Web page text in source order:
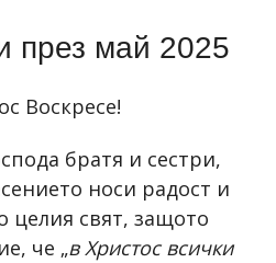
през май 2025
Воскресе!
братя и сестри,
носи радост и
целия свят, защото
че „в Христос всички